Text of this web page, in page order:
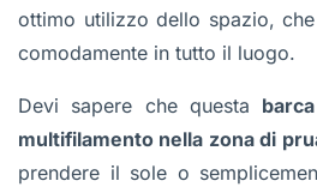
ottimo utilizzo dello spazio,
comodamente in tutto il luogo.
Devi sapere che questa
multifilamento nella zona di
prendere il sole o